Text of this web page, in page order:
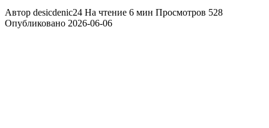
Автор desicdenic24 На чтение 6 мин Просмотров 528
Опубликовано 2026-06-06